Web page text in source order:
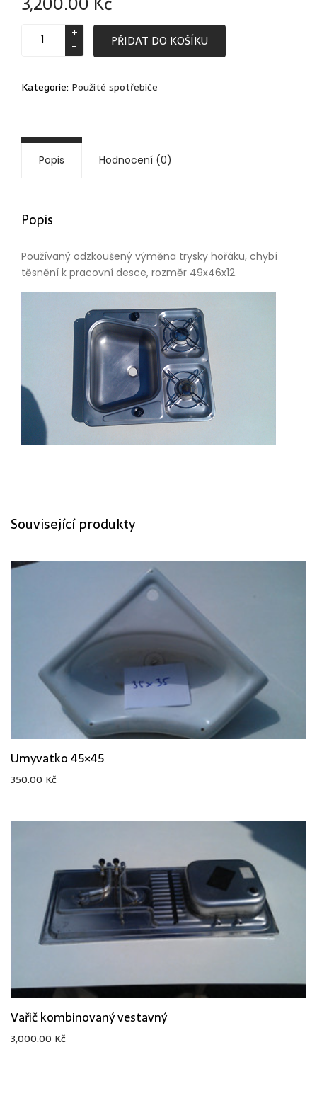
kombinovaný
PŘIDAT DO KOŠÍKU
Kategorie: Použité spotřebiče
Popis Hodnocení (0)
Popis
Používaný odzkoušený výměna trysky hořáku, chybí
těsnění k pracovní desce, rozměr 49x46x12.
Související produkty
Umyvatko 45×45
350.00 Kč
Vařič kombinovaný vestavný
3,000.00 Kč